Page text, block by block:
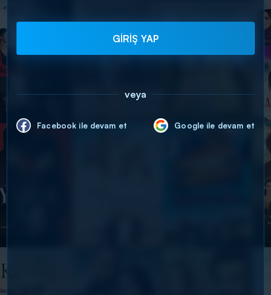
GİRİŞ YAP
veya
Facebook ile devam et Google ile devam et